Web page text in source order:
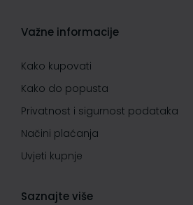
Važne informacije
Kako kupovati
Kako do popusta
Privatnost i sigurnost podataka
Načini plaćanja
Uvjeti kupnje
Saznajte više